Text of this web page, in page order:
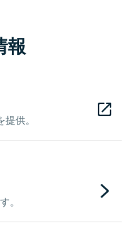
報
供。
。